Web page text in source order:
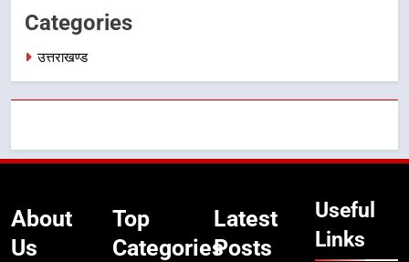
भारी बारिश का अलर्ट! 6 अगस्त को
Categories
उत्तराखण्ड
About
Us
Top
Categories
Latest
Posts
Useful
Links